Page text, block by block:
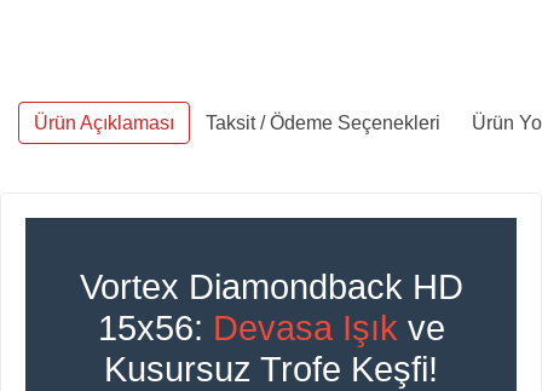
Ürün Açıklaması Taksit / Ödeme Seçenekleri Ürün
Vortex Diamondback HD
15x56: Devasa Işık ve
Kusursuz Trofe Keşfi!